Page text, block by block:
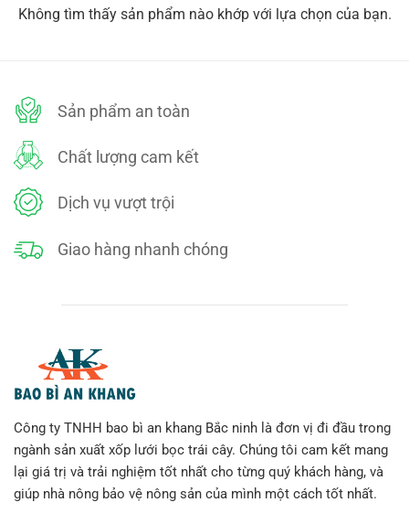
Không tìm thấy sản phẩm nào khớp với lựa chọn của bạn.
Sản phẩm an toàn
Chất lượng cam kết
Dịch vụ vượt trội
Giao hàng nhanh chóng
Công ty TNHH bao bì an khang Bắc ninh là đơn vị đi đầu trong
ngành sản xuất xốp lưới bọc trái cây. Chúng tôi cam kết mang
lại giá trị và trải nghiệm tốt nhất cho từng quý khách hàng, và
giúp nhà nông bảo vệ nông sản của mình một cách tốt nhất.